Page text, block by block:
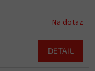
Na dotaz
DETAIL